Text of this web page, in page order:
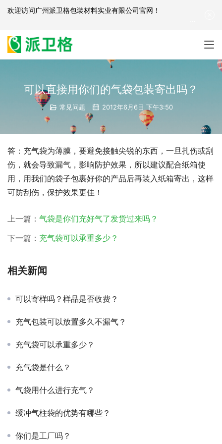
可以直接用你们的气袋包装寄出吗？
常见问题 2012年6月6日 下午3:50
答：充气袋为薄膜，要避免接触尖锐的东西，一旦扎伤或刮
伤，就会导致漏气，影响防护效果，所以建议配合纸箱使
用，用我们的袋子包裹好你的产品后再装入纸箱寄出，这样
可防刮伤，保护效果更佳！
上一篇： 气袋是你们充好气了发货过来吗？
下一篇： 充气袋可以承重多少？
相关新闻
可以寄样吗？样品是否收费？
充气包装可以放置多久不漏气？
充气袋可以承重多少？
充气袋是什么？
气袋用什么进行充气？
缓冲气柱袋的优势有哪些？
你们是工厂吗？
欢迎访问广州派卫格包装材料实业有限公司官网 ！